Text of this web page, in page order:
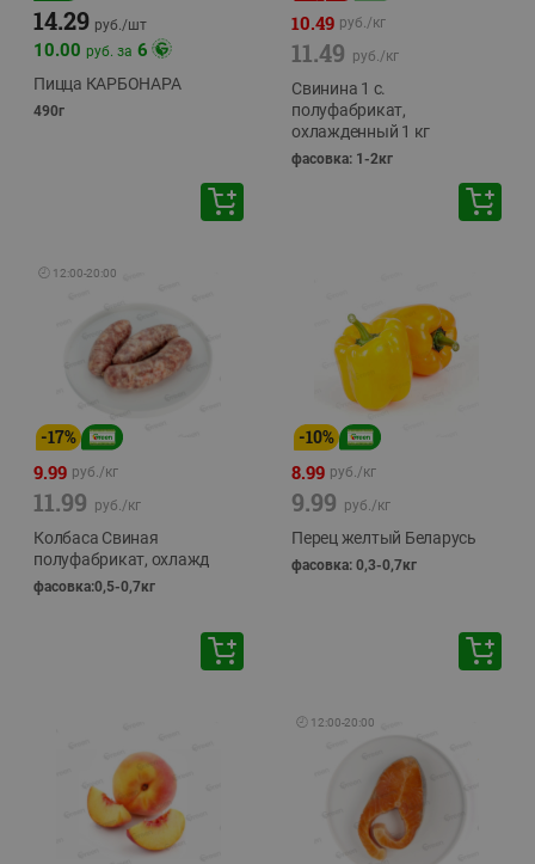
14.29 руб./шт
10.00 руб. за 6
Пицца КАРБОНАРА
490г
10.49 руб./кг
11.49 руб./кг
Свинина 1 с.
полуфабрикат,
охлажденный 1 кг
фасовка: 1-2кг
🕘 12:00-20:00
-17%
9.99 руб./кг
11.99 руб./кг
Колбаса Свиная
полуфабрикат, охлажд
фасовка:0,5-0,7кг
-10%
8.99 руб./кг
9.99 руб./кг
Перец желтый Беларусь
фасовка: 0,3-0,7кг
🕘 12:00-20:00